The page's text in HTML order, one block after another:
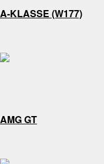
A-KLASSE (W177)
AMG GT